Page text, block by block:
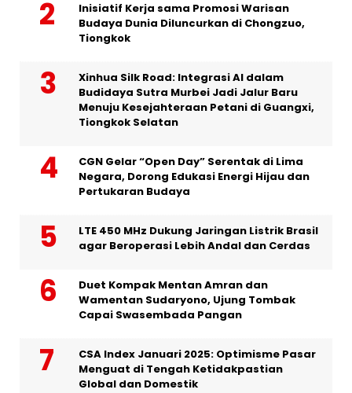
Inisiatif Kerja sama Promosi Warisan
Budaya Dunia Diluncurkan di Chongzuo,
Tiongkok
Xinhua Silk Road: Integrasi AI dalam
Budidaya Sutra Murbei Jadi Jalur Baru
Menuju Kesejahteraan Petani di Guangxi,
Tiongkok Selatan
CGN Gelar “Open Day” Serentak di Lima
Negara, Dorong Edukasi Energi Hijau dan
Pertukaran Budaya
LTE 450 MHz Dukung Jaringan Listrik Brasil
agar Beroperasi Lebih Andal dan Cerdas
Duet Kompak Mentan Amran dan
Wamentan Sudaryono, Ujung Tombak
Capai Swasembada Pangan
CSA Index Januari 2025: Optimisme Pasar
Menguat di Tengah Ketidakpastian
Global dan Domestik